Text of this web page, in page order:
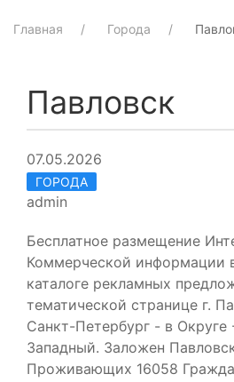
Главная Города
Павловск
07.05.2026
ГОРОДА
admin
Бесплатное размещение
Коммерческой информации
каталоге рекламных
тематической странице г.
Санкт-Петербург - в
Западный. Заложен
Проживающих 16058